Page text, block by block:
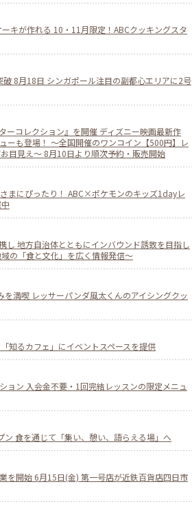
キが作れる 10・11月限定！ABCクッキングスタ
破 8月18日 シンガポール注目の副都心エリアに2号
ーコレクション』を開催 ディズニー映画最新作
ーも登場！ ～全国開催のワンコイン【500円】レ
目見え～ 8月10日より順次予約・販売開始
まにぴったり！ ABC×ポケモンのキッズ1dayレ
し 地方自治体とともにインバウンド誘致を目指し
の「食と文化」を広く情報発信〜
を満喫 レッサーパンダ風太くんのアイシングクッ
知るカフェ」にイベントスペースを提供
ョン 入会金不要・1回完結レッスンの限定メニュ
ン 食を通じて「集い、憩い、語らえる場」へ
を開始 6月15日(金) 第一号店が近鉄百貨店四日市